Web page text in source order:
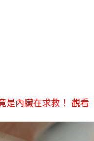
是內臟在求救！ 觀看